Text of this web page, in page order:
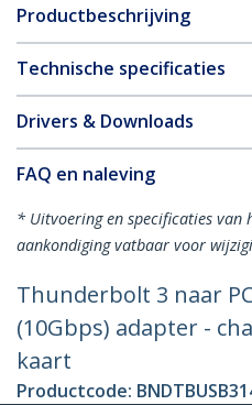
Productbeschrijving
Technische specificaties
Drivers & Downloads
FAQ en naleving
* Uitvoering en specificaties van
aankondiging vatbaar voor
Thunderbolt 3 naar
(10Gbps) adapter -
kaart
Productcode: